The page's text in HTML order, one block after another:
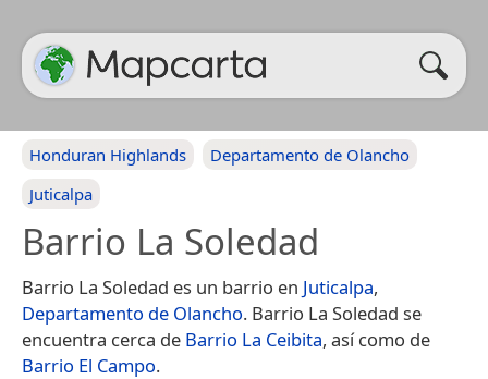
Honduran Highlands
Departamento de Olancho
Juticalpa
Barrio La Soledad
Barrio La Soledad es un barrio en Juticalpa,
Departamento de Olancho. Barrio La Soledad se
encuentra cerca de Barrio La Ceibita, así como de
Barrio El Campo.